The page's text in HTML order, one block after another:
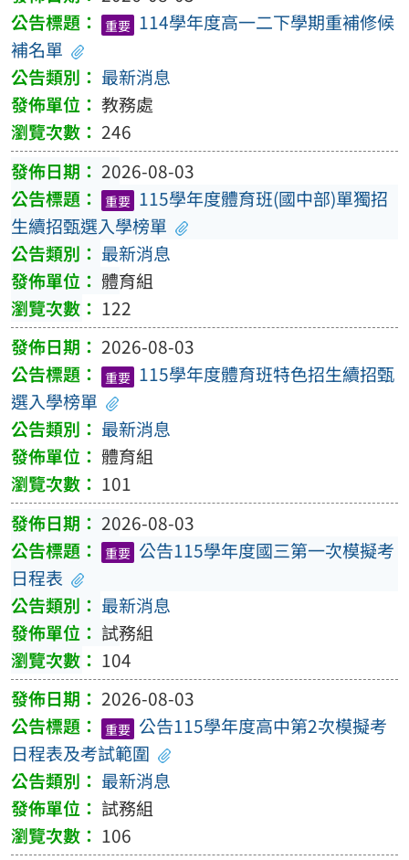
重要 114學年度高一二下學期重補修候
補名單
最新消息
教務處
246
2026-08-03
重要 115學年度體育班(國中部)單獨招
生續招甄選入學榜單
最新消息
體育組
122
2026-08-03
重要 115學年度體育班特色招生續招甄
選入學榜單
最新消息
體育組
101
2026-08-03
重要 公告115學年度國三第一次模擬考
日程表
最新消息
試務組
104
2026-08-03
重要 公告115學年度高中第2次模擬考
日程表及考試範圍
最新消息
試務組
106